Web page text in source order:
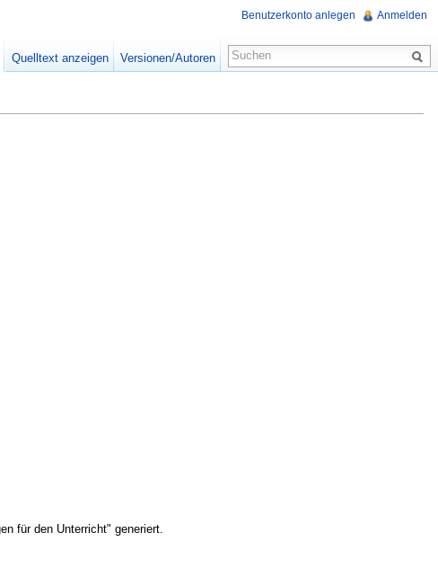
für den Unterricht" generiert.
Benutzerkonto anlegen Anmelden
Quelltext anzeigen Versionen/Autoren